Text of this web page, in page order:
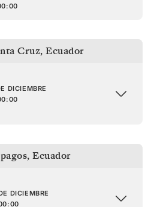
Cruz, Ecuador
DICIEMBRE
, Ecuador
DICIEMBRE